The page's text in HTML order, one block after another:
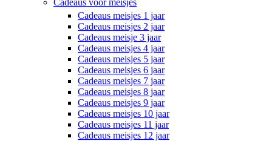
Cadeaus voor meisjes
Cadeaus meisjes 1 jaar
Cadeaus meisjes 2 jaar
Cadeaus meisje 3 jaar
Cadeaus meisjes 4 jaar
Cadeaus meisjes 5 jaar
Cadeaus meisjes 6 jaar
Cadeaus meisjes 7 jaar
Cadeaus meisjes 8 jaar
Cadeaus meisjes 9 jaar
Cadeaus meisjes 10 jaar
Cadeaus meisjes 11 jaar
Cadeaus meisjes 12 jaar